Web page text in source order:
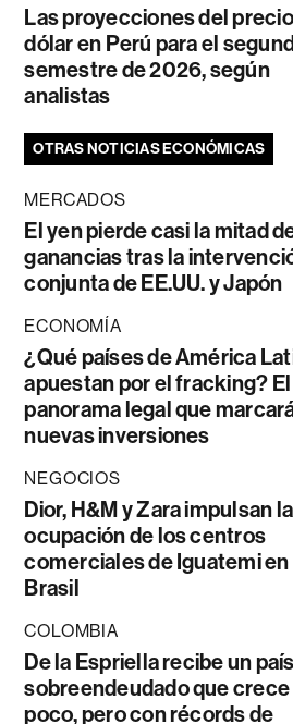
Las proyecciones del
dólar en Perú para el
semestre de 2026, según
analistas
OTRAS NOTICIAS ECONÓMICAS
MERCADOS
El yen pierde casi la mitad
ganancias tras la
conjunta de EE.UU. y Japón
ECONOMÍA
¿Qué países de América
apuestan por el fracking? El
panorama legal que
nuevas inversiones
NEGOCIOS
Dior, H&M y Zara impulsan la
ocupación de los centros
comerciales de Iguatemi en
Brasil
COLOMBIA
De la Espriella recibe un país
sobreendeudado que crece
poco, pero con récords de